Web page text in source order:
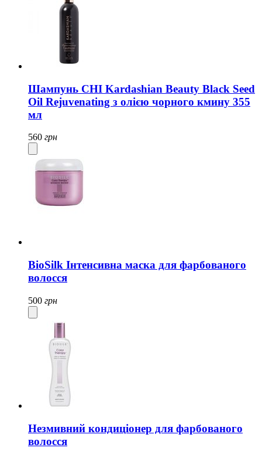
Шампунь CHI Kardashian Beauty Black Seed
Oil Rejuvenating з олією чорного кмину 355
мл
560 грн
BioSilk Інтенсивна маска для фарбованого
волосся
500 грн
Незмивний кондиціонер для фарбованого
волосся